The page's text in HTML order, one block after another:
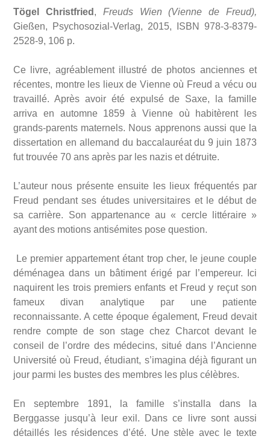
Tögel Christfried , Freuds Wien (Vienne de Freud),
Gießen, Psychosozial-Verlag, 2015, ISBN 978-3-8379-
2528-9, 106 p.
Ce livre, agréablement illustré de photos anciennes et
récentes, montre les lieux de Vienne où Freud a vécu ou
travaillé. Après avoir été expulsé de Saxe, la famille
arriva en automne 1859 à Vienne où habitèrent les
grands-parents maternels. Nous apprenons aussi que la
dissertation en allemand du baccalauréat du 9 juin 1873
fut trouvée 70 ans après par les nazis et détruite.
L’auteur nous présente ensuite les lieux fréquentés par
Freud pendant ses études universitaires et le début de
sa carrière. Son appartenance au « cercle littéraire »
ayant des motions antisémites pose question.
Le premier appartement étant trop cher, le jeune couple
déménagea dans un bâtiment érigé par l’empereur. Ici
naquirent les trois premiers enfants et Freud y reçut son
fameux divan analytique par une patiente
reconnaissante. A cette époque également, Freud devait
rendre compte de son stage chez Charcot devant le
conseil de l’ordre des médecins, situé dans l’Ancienne
Université où Freud, étudiant, s’imagina déjà figurant un
jour parmi les bustes des membres les plus célèbres.
En septembre 1891, la famille s’installa dans la
Berggasse jusqu’à leur exil. Dans ce livre sont aussi
détaillés les résidences d’été. Une stèle avec le texte